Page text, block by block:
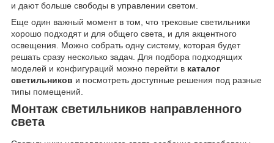
и дают больше свободы в управлении светом.
Еще один важный момент в том, что трековые светильники
хорошо подходят и для общего света, и для акцентного
освещения. Можно собрать одну систему, которая будет
решать сразу несколько задач. Для подбора подходящих
моделей и конфигураций можно перейти в каталог
светильников и посмотреть доступные решения под разные
типы помещений.
Монтаж светильников направленного
света